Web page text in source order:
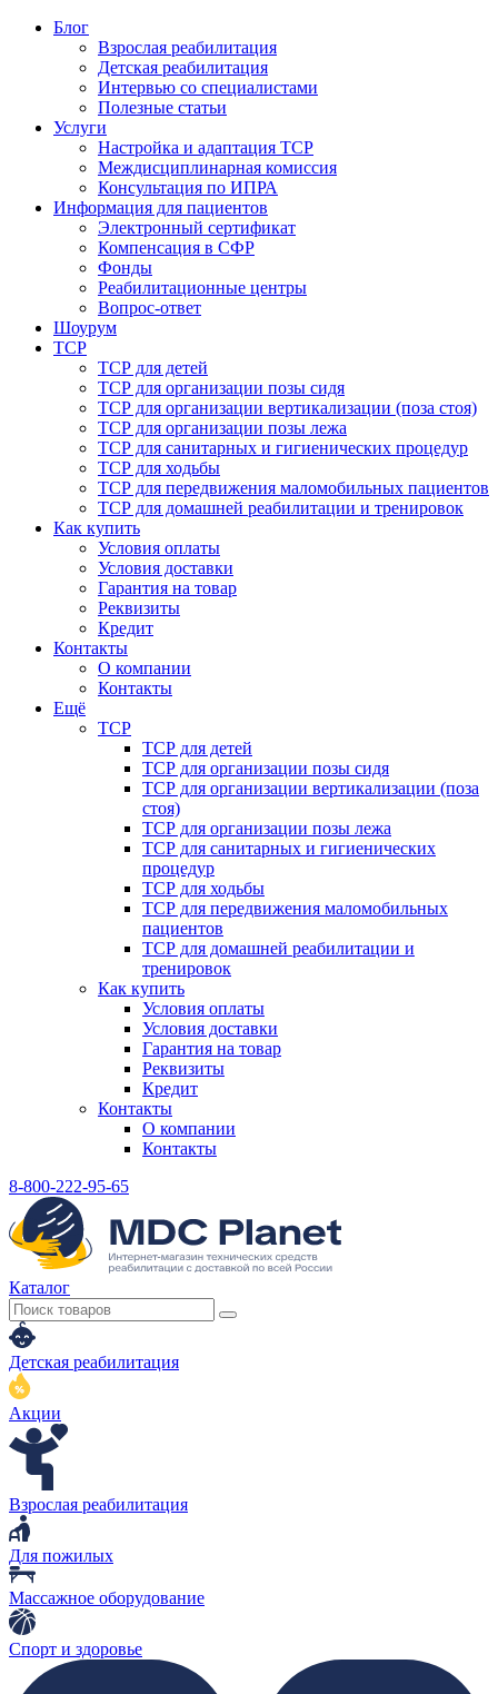
Блог
Взрослая реабилитация
Детская реабилитация
Интервью со специалистами
Полезные статьи
Услуги
Настройка и адаптация ТСР
Междисциплинарная комиссия
Консультация по ИПРА
Информация для пациентов
Электронный сертификат
Компенсация в СФР
Фонды
Реабилитационные центры
Вопрос-ответ
Шоурум
ТСР
ТСР для детей
ТСР для организации позы сидя
ТСР для организации вертикализации (поза стоя)
ТСР для организации позы лежа
ТСР для санитарных и гигиенических процедур
ТСР для ходьбы
ТСР для передвижения маломобильных пациентов
ТСР для домашней реабилитации и тренировок
Как купить
Условия оплаты
Условия доставки
Гарантия на товар
Реквизиты
Кредит
Контакты
О компании
Контакты
Ещё
ТСР
ТСР для детей
ТСР для организации позы сидя
ТСР для организации вертикализации (поза
стоя)
ТСР для организации позы лежа
ТСР для санитарных и гигиенических
процедур
ТСР для ходьбы
ТСР для передвижения маломобильных
пациентов
ТСР для домашней реабилитации и
тренировок
Как купить
Условия оплаты
Условия доставки
Гарантия на товар
Реквизиты
Кредит
Контакты
О компании
Контакты
8-800-222-95-65
Каталог
Детская реабилитация
Акции
Взрослая реабилитация
Для пожилых
Массажное оборудование
Спорт и здоровье